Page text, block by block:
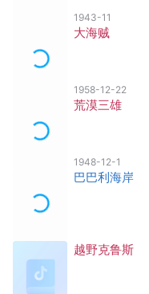
1943-11
大海贼
1958-12-22
荒漠三雄
1948-12-1
巴巴利海岸
越野克鲁斯